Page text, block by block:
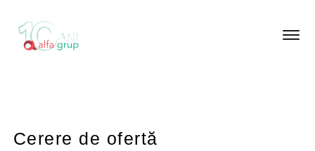
Cerere de ofertă